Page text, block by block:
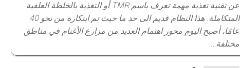
عن تقنية تغذية مهمة تعرف باسم TMR أو التغذية بالخلطة العلفية
المتكاملة. هذا النظام قديم الى حد ما حيث تم ابتكارة من نحو 40
عامًا، أصبح اليوم محور اهتمام العديد من مزارع الأغنام في مناطق
مختلفة…